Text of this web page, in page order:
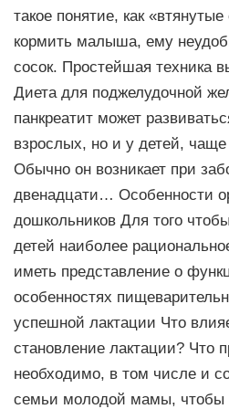
такое понятие, как
кормить малыша, ему
сосок. Простейшая техника
Диета для поджелудочной
панкреатит может
взрослых, но и у детей, чаще
Обычно он возникает при
двенадцати… Особенности
дошкольников Для того
детей наиболее
иметь представление о
особенностях
успешной лактации Что
становление лактации? Что
необходимо, в том числе и
семьи молодой мамы, чтобы